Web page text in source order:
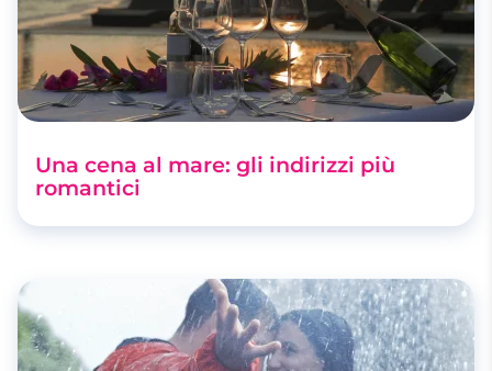
Una cena al mare: gli indirizzi più
romantici